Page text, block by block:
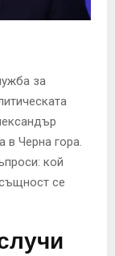
за
в Черна гора.
кой
се